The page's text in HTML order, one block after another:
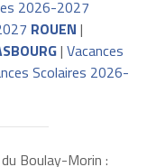
2026-2027
ROUEN |
| Vacances
Scolaires 2026-
Boulay-Morin :